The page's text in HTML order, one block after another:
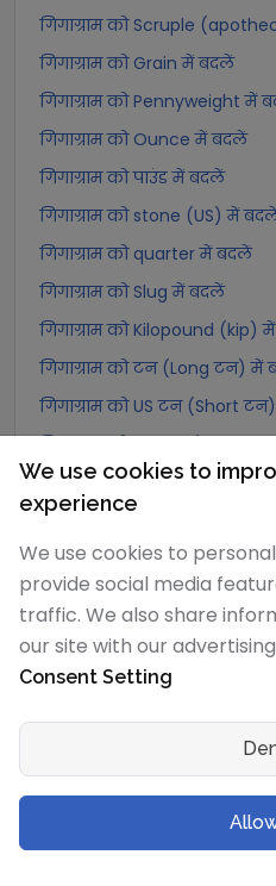
गिगाग्राम को Scruple
गिगाग्राम को Grain में बदलें
गिगाग्राम को Pennyweight में
गिगाग्राम को Ounce में बदलें
गिगाग्राम को पाउंड में बदलें
गिगाग्राम को stone (US) में
गिगाग्राम को quarter में बदलें
गिगाग्राम को Slug में बदलें
गिगाग्राम को Kilopound (kip)
गिगाग्राम को टन (Long टन) में
गिगाग्राम को US टन (Short
गिगाग्राम को Quintal
गिगाग्राम को Hundredweight
गिगाग्राम को Kiloton
गिगाग्राम को Carat में बदलें
गिगाग्राम को Atomic mass
गिगाग्राम को Gamma में बदलें
गिगाग्राम को Planck mass में
गिगाग्राम को Muon mass में
We use cookies to
experience
We use cookies to
provide social media
traffic. We also share
our site with our
Consent Setting